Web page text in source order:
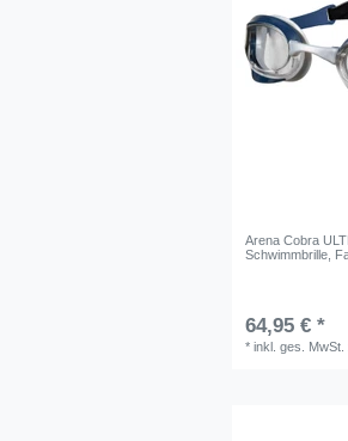
Arena Cobra
Schwimmbrille ,
64,95 € *
*inkl. ges. MwSt.